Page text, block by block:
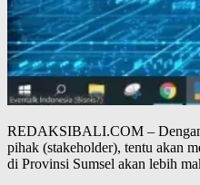
REDAKSIBALI.COM – Dengan
pihak (stakeholder), tentu akan
di Provinsi Sumsel akan lebih